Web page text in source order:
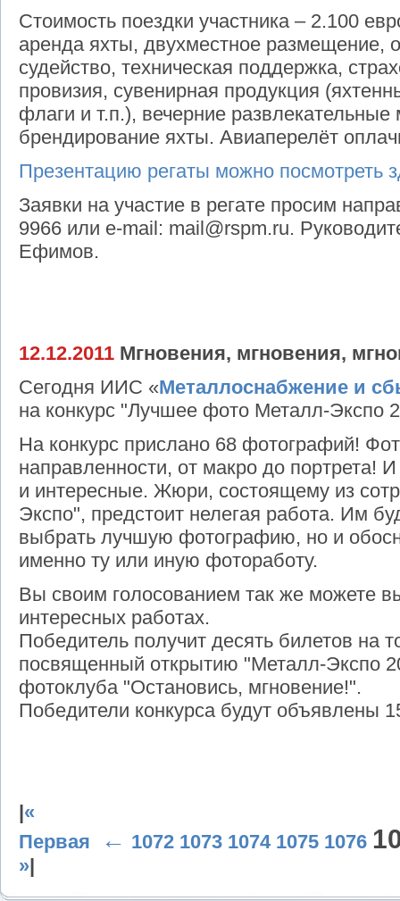
Стоимость поездки участника – 2.100
аренда яхты, двухместное размещение,
судейство, техническая поддержка,
провизия, сувенирная продукция
флаги и т.п.), вечерние
брендирование яхты. Авиаперелёт
Презентацию регаты можно посмотреть
Заявки на участие в регате просим
9966 или e-mail: mail@rspm.ru.
Ефимов.
12.12.2011 Мгновения, мгновения,
Сегодня ИИС «Металлоснабжение и
на конкурс "Лучшее фото Металл-Экспо
На конкурс прислано 68 фотографий!
направленности, от макро до портрета!
и интересные. Жюри, состоящему из
Экспо", предстоит нелегая работа. Им
выбрать лучшую фотографию, но и
именно ту или иную фотоработу.
Вы своим голосованием так же можете
интересных работах.
Победитель получит десять билетов на
посвященный открытию "Металл-Экспо
фотоклуба "Остановись, мгновение!".
Победители конкурса будут объявлены
«
Первая
← 1072 1073 1074 1075 1076
»